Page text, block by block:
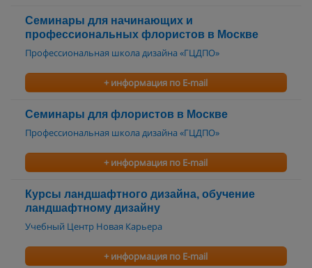
Семинары для начинающих и
профессиональных флористов в Москве
Профессиональная школа дизайна «ГЦДПО»
+ информация по E-mail
Семинары для флористов в Москве
Профессиональная школа дизайна «ГЦДПО»
+ информация по E-mail
Курсы ландшафтного дизайна, обучение
ландшафтному дизайну
Учебный Центр Новая Карьера
+ информация по E-mail